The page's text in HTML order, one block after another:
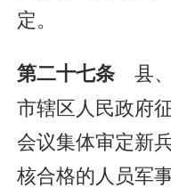
定。
第二十七条 县
市辖区人民政府
会议集体审定新
核合格的人员军